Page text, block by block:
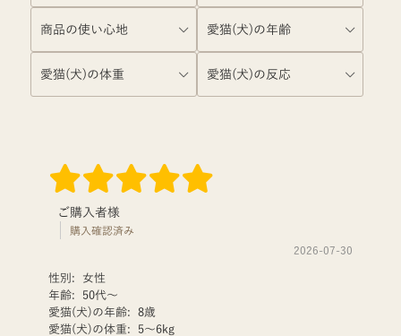
ご購入者様
購入確認済み
2026-07-30
性別:
女性
年齢:
50代〜
愛猫(犬)の年齢:
8歳
愛猫(犬)の体重:
5〜6kg